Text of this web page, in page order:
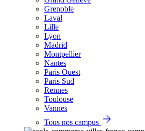
Grenoble
Laval
Lille
Lyon
Madrid
Montpellier
Nantes
Paris Ouest
Paris Sud
Rennes
Toulouse
Vannes
Tous nos campus